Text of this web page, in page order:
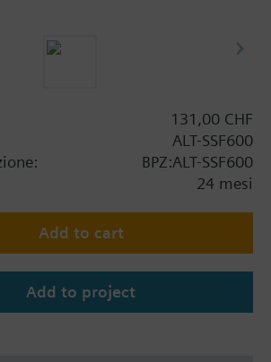
131,00 CHF
ALT-SSF600
BPZ:ALT-SSF600
24 mesi
Add to cart
Add to project